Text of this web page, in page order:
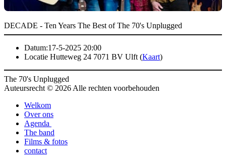
DECADE - Ten Years The Best of The 70's Unplugged
Datum:17-5-2025 20:00
Locatie Hutteweg 24 7071 BV Ulft (Kaart)
The 70's Unplugged
Auteursrecht © 2026 Alle rechten voorbehouden
Welkom
Over ons
Agenda
The band
Films & fotos
contact